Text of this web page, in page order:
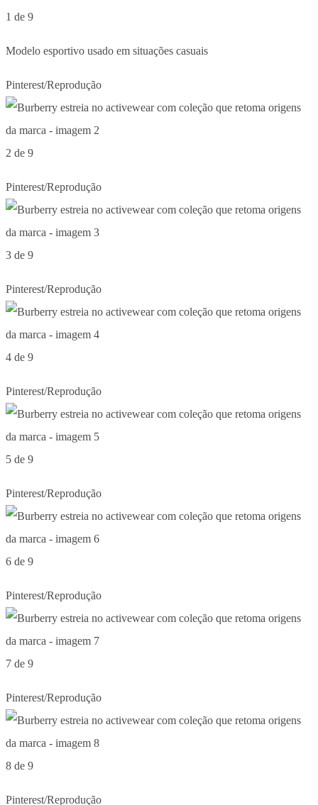
1 de 9
Modelo esportivo usado em situações casuais
Pinterest/Reprodução
2 de 9
Pinterest/Reprodução
3 de 9
Pinterest/Reprodução
4 de 9
Pinterest/Reprodução
5 de 9
Pinterest/Reprodução
6 de 9
Pinterest/Reprodução
7 de 9
Pinterest/Reprodução
8 de 9
Pinterest/Reprodução